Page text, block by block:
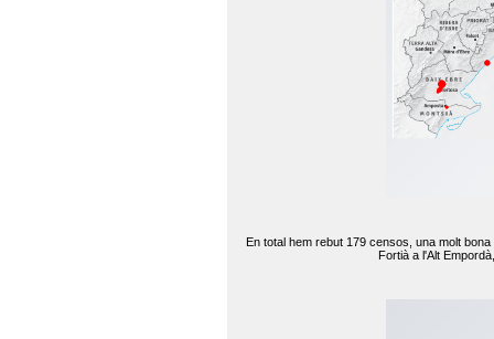
En total hem rebut 179 censos, una molt
Fortià a l'Alt